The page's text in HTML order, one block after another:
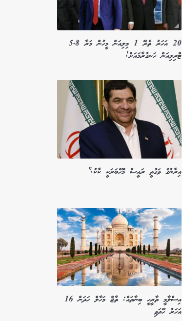
20 އަހަރު ތެރޭ 1 މިލިއަން މީހުން މަރާ 5.8
ޓްރިލިއަން ހަނގުރާމައަށް!
އިރާނުގެ ވަގުތީ ރައީސް މޮހްބަރަކީ ކާކު؟
އިސްލާމީ ތާރީހީ ބިނާތައް: ތާޖް މަހާލް ހަދަން 16
އަހަރު ހޭދަވި